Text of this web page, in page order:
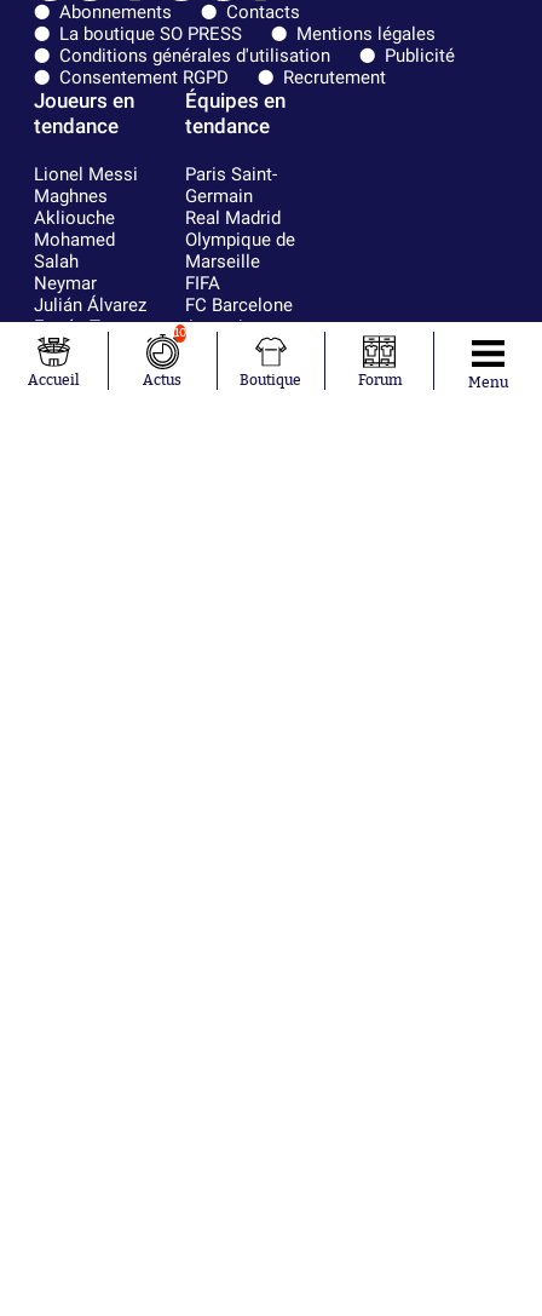
Abonnements
Contacts
La boutique SO PRESS
Mentions légales
Conditions générales d'utilisation
Publicité
Consentement RGPD
Recrutement
Joueurs en
tendance
Lionel Messi
Maghnes
Akliouche
Mohamed
Salah
Neymar
Julián Álvarez
Ferrán Torres
Kilian Corredor
Franco
Mastantuono
Équipes en
tendance
Paris Saint-
Germain
Real Madrid
Olympique de
Marseille
FIFA
FC Barcelone
Argentine
Olympique
lyonnais
AS Monaco
Accueil
10
Actus Boutique Forum Menu